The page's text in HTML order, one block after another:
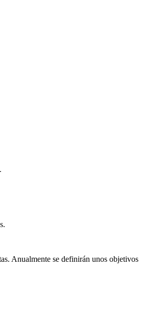
Anualmente se definirán unos objetivos